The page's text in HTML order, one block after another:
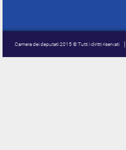
Camera dei deputati 2015 © Tutti i diritti riservati